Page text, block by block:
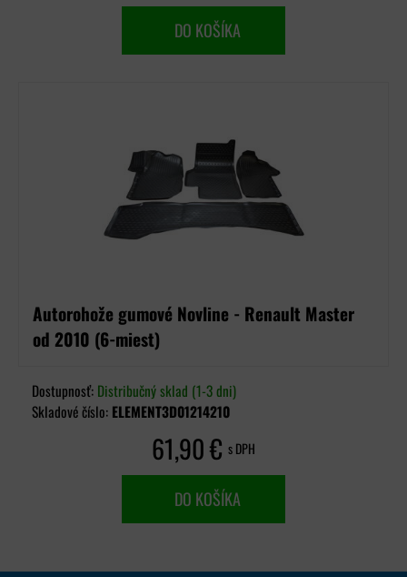
DO KOŠÍKA
Autorohože gumové Novline - Renault Master
od 2010 (6-miest)
Dostupnosť: Distribučný sklad (1-3 dni)
Skladové číslo: ELEMENT3D01214210
61,90 € s DPH
DO KOŠÍKA